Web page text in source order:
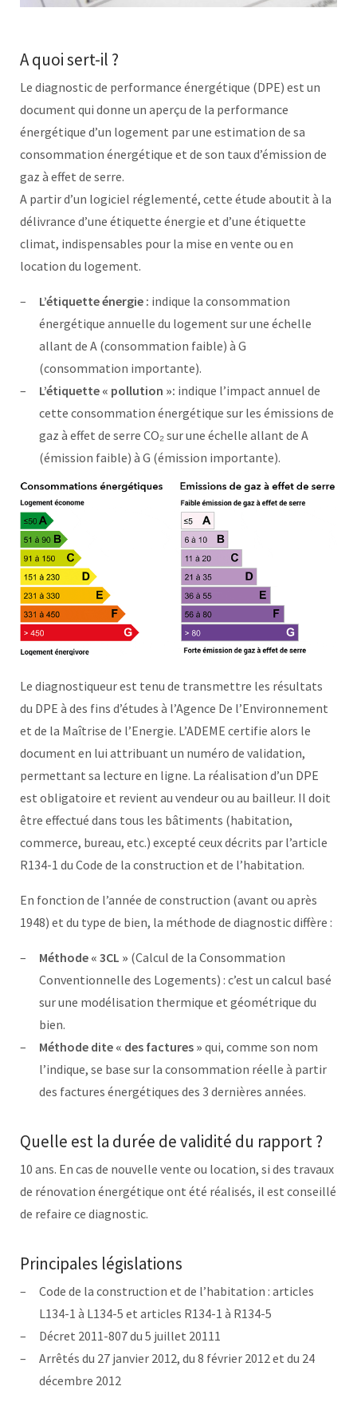
A quoi sert-il ?
Le diagnostic de performance énergétique (DPE) est un
document qui donne un aperçu de la performance
énergétique d’un logement par une estimation de sa
consommation énergétique et de son taux d’émission de
gaz à effet de serre.
A partir d’un logiciel réglementé, cette étude aboutit à la
délivrance d’une étiquette énergie et d’une étiquette
climat, indispensables pour la mise en vente ou en
location du logement.
L’étiquette énergie : indique la consommation
énergétique annuelle du logement sur une échelle
allant de A (consommation faible) à G
(consommation importante).
L’étiquette « pollution »: indique l’impact annuel de
cette consommation énergétique sur les émissions de
gaz à effet de serre CO₂ sur une échelle allant de A
(émission faible) à G (émission importante).
Le diagnostiqueur est tenu de transmettre les résultats
du DPE à des fins d’études à l’Agence De l’Environnement
et de la Maîtrise de l’Energie. L’ADEME certifie alors le
document en lui attribuant un numéro de validation,
permettant sa lecture en ligne. La réalisation d’un DPE
est obligatoire et revient au vendeur ou au bailleur. Il doit
être effectué dans tous les bâtiments (habitation,
commerce, bureau, etc.) excepté ceux décrits par l’article
R134-1 du Code de la construction et de l’habitation.
En fonction de l’année de construction (avant ou après
1948) et du type de bien, la méthode de diagnostic diffère :
Méthode « 3CL » (Calcul de la Consommation
Conventionnelle des Logements) : c’est un calcul basé
sur une modélisation thermique et géométrique du
bien.
Méthode dite « des factures » qui, comme son nom
l’indique, se base sur la consommation réelle à partir
des factures énergétiques des 3 dernières années.
Quelle est la durée de validité du rapport ?
10 ans. En cas de nouvelle vente ou location, si des travaux
de rénovation énergétique ont été réalisés, il est conseillé
de refaire ce diagnostic.
Principales législations
Code de la construction et de l’habitation : articles
L134-1 à L134-5 et articles R134-1 à R134-5
Décret 2011-807 du 5 juillet 20111
Arrêtés du 27 janvier 2012, du 8 février 2012 et du 24
décembre 2012